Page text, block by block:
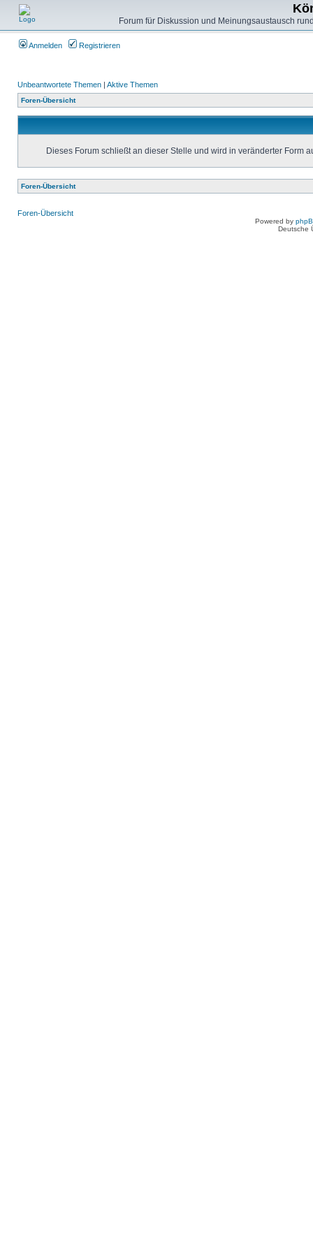
Forum für Diskussion und Meinungsaustausch
Anmelden Registrieren
Unbeantwortete Themen | Aktive Themen
Foren-Übersicht
Dieses Forum schließt an dieser Stelle und wird in veränderter Form
Foren-Übersicht
Foren-Übersicht
Powered by
Deutsche